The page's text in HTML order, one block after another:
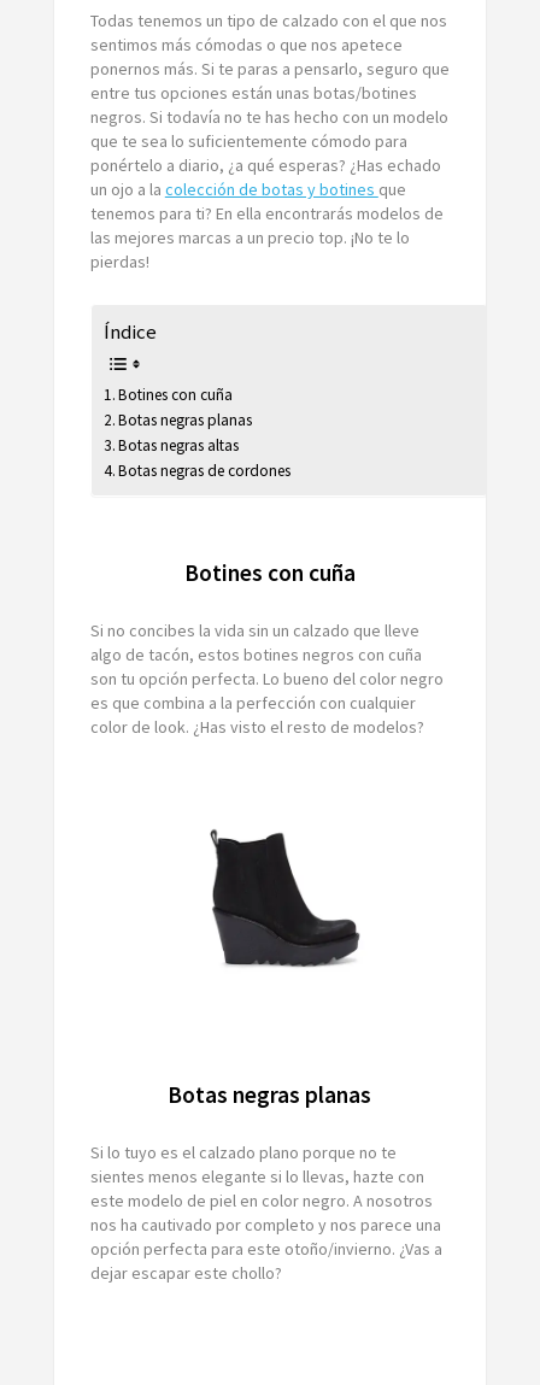
invierno
Todas tenemos un tipo de calzado con el que nos
sentimos más cómodas o que nos apetece
ponernos más. Si te paras a pensarlo, seguro que
entre tus opciones están unas botas/botines
negros. Si todavía no te has hecho con un modelo
que te sea lo suficientemente cómodo para
ponértelo a diario, ¿a qué esperas? ¿Has echado
un ojo a la colección de botas y botines que
tenemos para ti? En ella encontrarás modelos de
las mejores marcas a un precio top. ¡No te lo
pierdas!
Índice
Botines con cuña
Botas negras planas
Botas negras altas
Botas negras de cordones
Botines con cuña
Si no concibes la vida sin un calzado que lleve
algo de tacón, estos botines negros con cuña
son tu opción perfecta. Lo bueno del color negro
es que combina a la perfección con cualquier
color de look. ¿Has visto el resto de modelos?
Botas negras planas
Si lo tuyo es el calzado plano porque no te
sientes menos elegante si lo llevas, hazte con
este modelo de piel en color negro. A nosotros
nos ha cautivado por completo y nos parece una
opción perfecta para este otoño/invierno. ¿Vas a
dejar escapar este chollo?